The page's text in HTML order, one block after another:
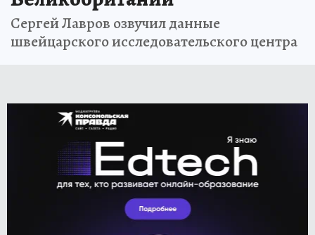
Сергей Лавров озвучил данные
швейцарского исследовательского центра